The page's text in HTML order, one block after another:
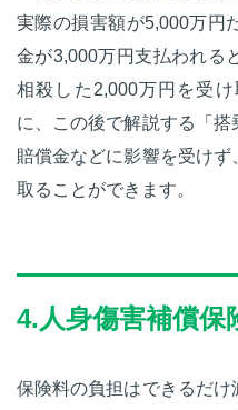
実際の損害額が5,000万円
金が3,000万円支払われる
相殺した2,000万円を受
に、この後で解説する「
賠償金などに影響を受け
取ることができます。
4.人身傷害補償保
保険料の負担はできるだ